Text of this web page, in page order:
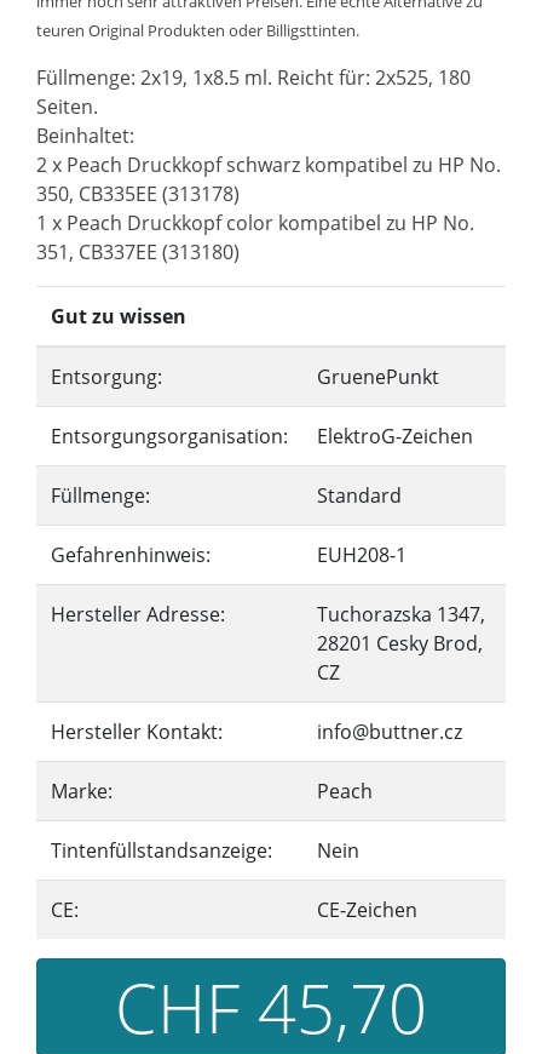
teuren Original Produkten oder Billigsttinten.
Füllmenge: 2x19, 1x8.5 ml. Reicht für: 2x525, 180
Seiten.
Beinhaltet:
2 x Peach Druckkopf schwarz kompatibel zu HP No.
350, CB335EE (313178)
1 x Peach Druckkopf color kompatibel zu HP No.
351, CB337EE (313180)
Gut zu wissen
Entsorgung: GruenePunkt
Entsorgungsorganisation: ElektroG-Zeichen
Füllmenge: Standard
Gefahrenhinweis: EUH208-1
Hersteller Adresse:
Tuchorazska 1347,
28201 Cesky Brod,
CZ
Hersteller Kontakt: info@buttner.cz
Marke: Peach
Tintenfüllstandsanzeige: Nein
CE: CE-Zeichen
CHF 45,70